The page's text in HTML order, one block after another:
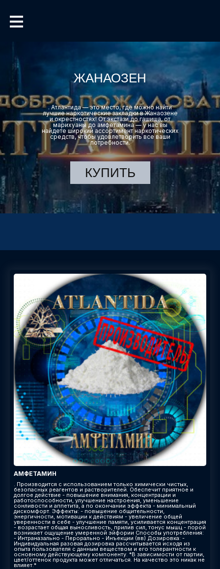
ЖАНАОЗЕН
. Атлантида — это место, где можно найти
лучшие наркотические закладки в Жанаозене
и окрестностях! От экстази до гашиша, от
марихуаны до амфетамина — у нас вы
найдете широкий ассортимент наркотических
средств, чтобы удовлетворить все ваши
потребности.
КУПИТЬ
АМФЕТАМИН
. Производится с использованием только химически чистых,
безопасных реагентов и растворителей. Обеспечит приятное и
долгое действие - повышение внимания, концентрации и
работоспособности, улучшение настроения, уменьшение
сонливости и аппетита, а по окончании эффекта - минимальный
дискомфорт. Эффекты​: - повышение общительности,
энергичности, мотивации к действиям - увеличение общей
уверенности в себе - улучшение памяти, усиливается концентрация
- возрастает общая выносливость, прилив сил, тонус мышц - порой
возникает ощущение умеренной эйфории Способы употребления:
- Интраназально - Перорально - Инъекции (вв) Дозировка: -
Индивидуальная разовая дозировка рассчитывается исходя из
опыта пользователя с данным веществом и его толерантности к
основному действующему компоненту. *В зависимости от партии,
цвет/оттенок продукта может отличаться. На качество это никак не
влияет.*